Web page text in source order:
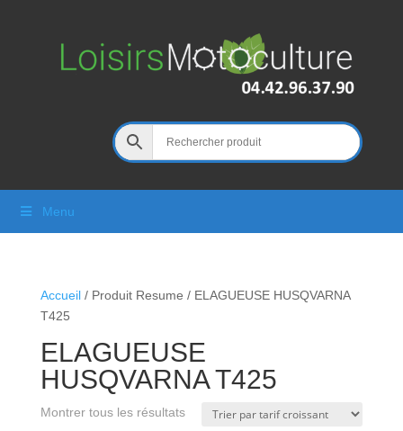
Menu
Accueil/ Produit Resume / ELAGUEUSE HUSQVARNA
T425
ELAGUEUSE
HUSQVARNA T425
Montrer tous les résultats